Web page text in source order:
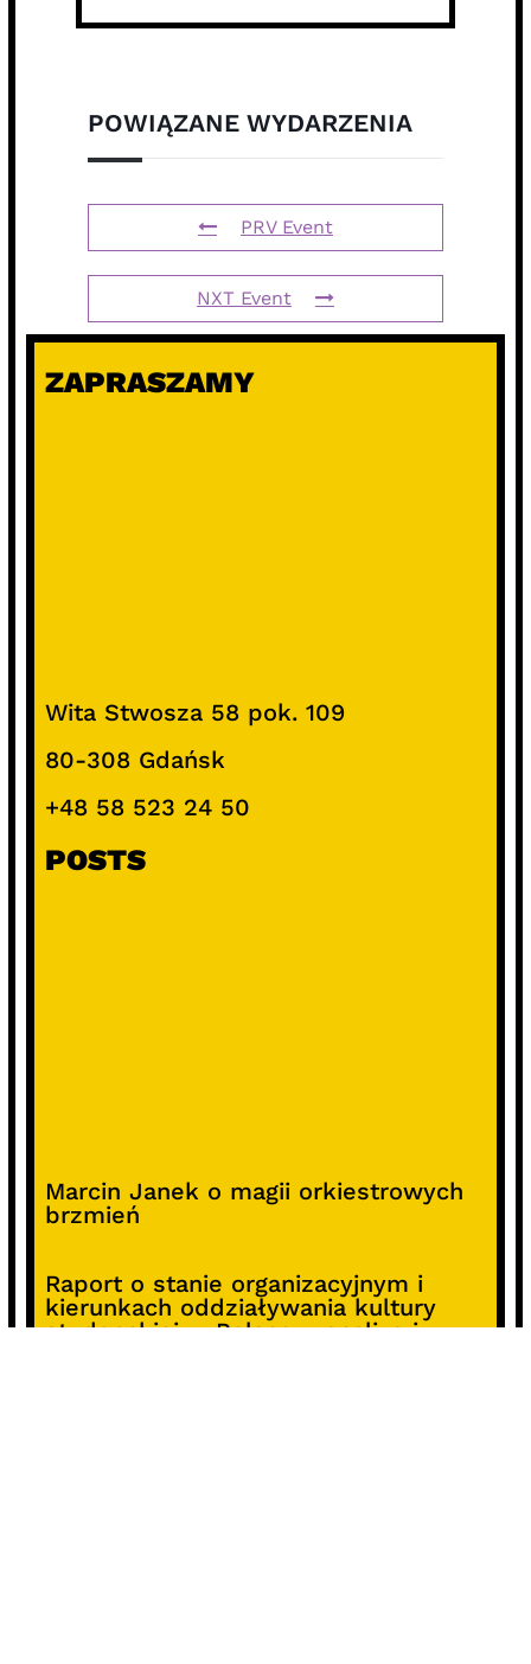
POWIĄZANE WYDARZENIA
PRV Event
NXT Event
ZAPRASZAMY
Wita Stwosza 58 pok. 109
80-308 Gdańsk
+48 58 523 24 50
POSTS
Marcin Janek o magii orkiestrowych
brzmień
Raport o stanie organizacyjnym i
kierunkach oddziaływania kultury
studenckiej w Polsce – analiza i